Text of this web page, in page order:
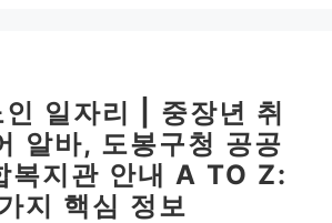
일자리 | 중장년 취
알바, 도봉구청 공공
복지관 안내 A TO Z:
지 핵심 정보